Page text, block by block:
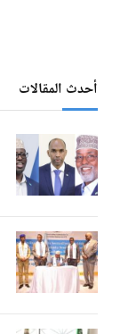
أحدث المقالات